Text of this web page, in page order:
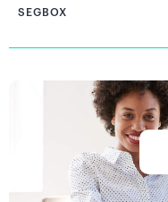
SEGBOX